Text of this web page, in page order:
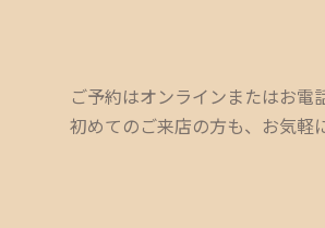
ご予約はオンラインまたはお電
初めてのご来店の方も、お気軽